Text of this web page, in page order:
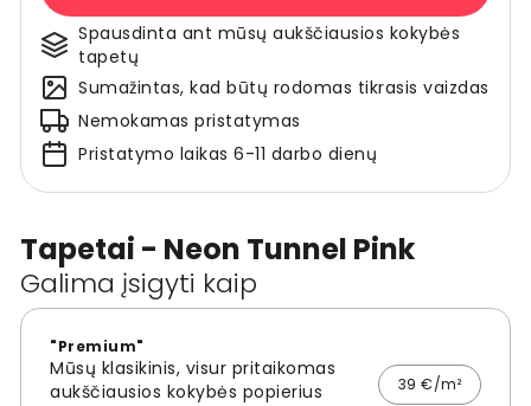
Tapetai - Neon Tunnel Pink
Galima įsigyti kaip
"Premium"
Mūsų klasikinis, visur pritaikomas
aukščiausios kokybės popierius
39 €/m²
Spausdinta ant mūsų aukščiausios kokybės
tapetų
Sumažintas, kad būtų rodomas tikrasis vaizdas
Nemokamas pristatymas
Pristatymo laikas 6-11 darbo dienų